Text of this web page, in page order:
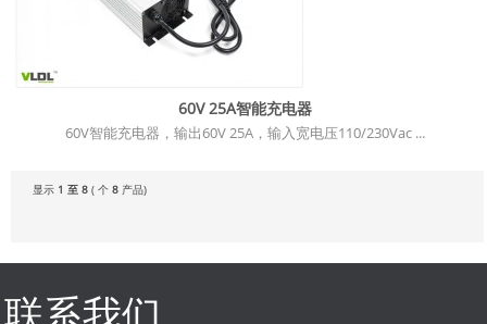
60V 25A智能充电器
60V智能充电器，输出60V 25A，输入宽电压110/230Vac ...
显示 1 至 8 ( 个 8 产品)